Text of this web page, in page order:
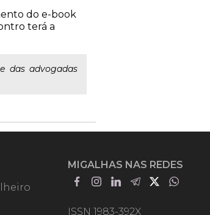
do e-book
terá a
das advogadas
MIGALHAS NAS REDES
ISSN 1983-392X